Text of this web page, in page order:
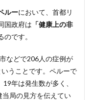
ルーにおいて、首都リ
国政府は 「健康上の非
です。
などで206人の症例が
うことです。ペルーで
年は発生数が多く、
局の見方を伝えてい